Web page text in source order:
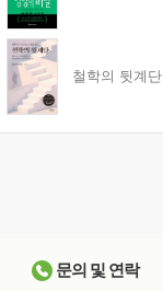
철학의 뒷계단
문의 및 연락